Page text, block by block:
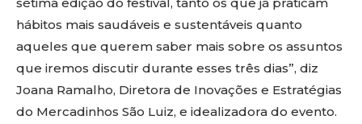
sétima edição do festival, tanto os que já praticam
hábitos mais saudáveis e sustentáveis quanto
aqueles que querem saber mais sobre os assuntos
que iremos discutir durante esses três dias”, diz
Joana Ramalho, Diretora de Inovações e Estratégias
do Mercadinhos São Luiz, e idealizadora do evento.